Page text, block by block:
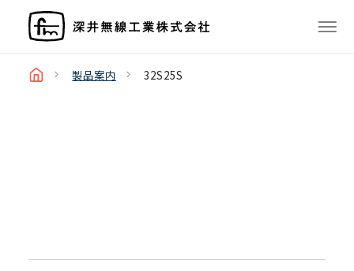
製品案内 32S25S